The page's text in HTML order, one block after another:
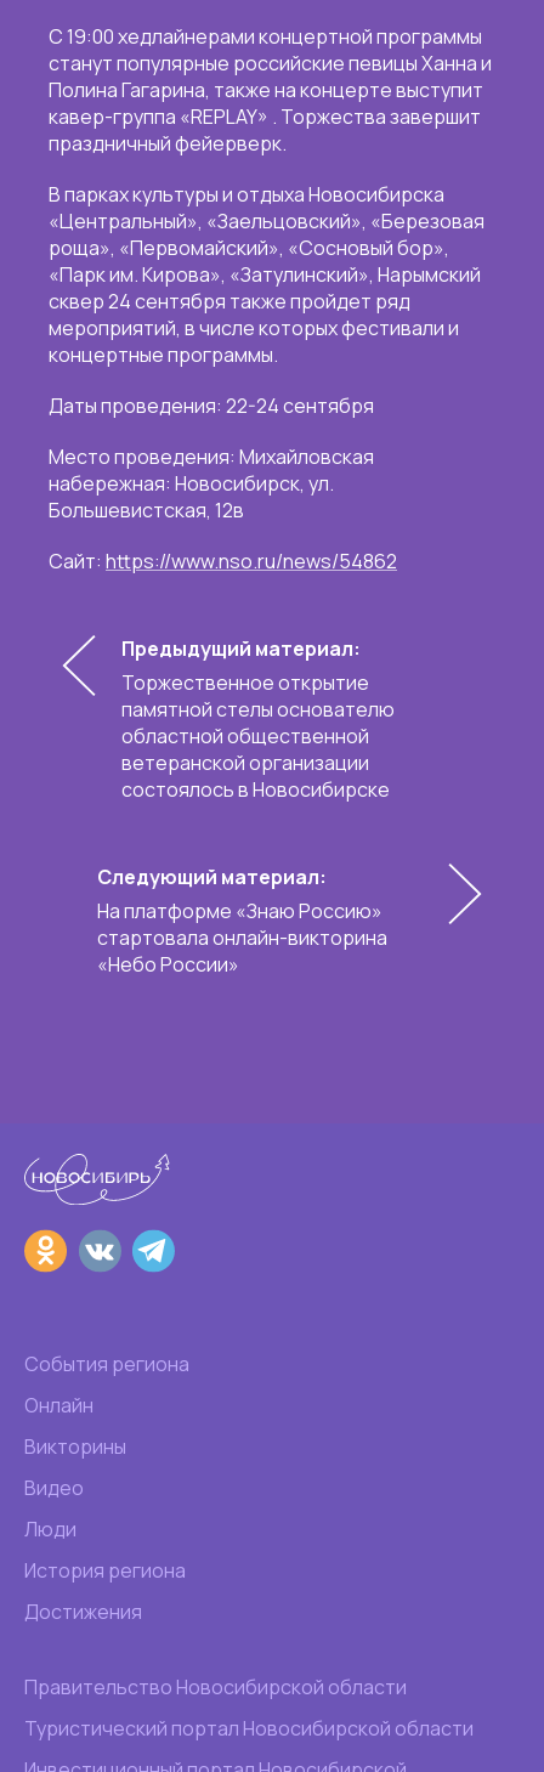
С 19:00 хедлайнерами концертной программы
станут популярные российские певицы Ханна и
Полина Гагарина, также на концерте выступит
кавер-группа «REPLAY» . Торжества завершит
праздничный фейерверк.
В парках культуры и отдыха Новосибирска
«Центральный», «Заельцовский», «Березовая
роща», «Первомайский», «Сосновый бор»,
«Парк им. Кирова», «Затулинский», Нарымский
сквер 24 сентября также пройдет ряд
мероприятий, в числе которых фестивали и
концертные программы.
Даты проведения: 22-24 сентября
Место проведения: Михайловская
набережная: Новосибирск, ​ул.
Большевистская, 12в
Сайт: https://www.nso.ru/news/54862
Предыдущий материал:
Торжественное открытие
памятной стелы основателю
областной общественной
ветеранской организации
состоялось в Новосибирске
Следующий материал:
На платформе «Знаю Россию»
стартовала онлайн-викторина
«Небо России»
События региона
Онлайн
Викторины
Видео
Люди
История региона
Достижения
Правительство Новосибирской области
Туристический портал Новосибирской области